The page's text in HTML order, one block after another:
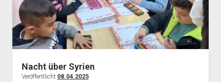
Nacht über Syrien
Veröffentlicht 08.04.2025